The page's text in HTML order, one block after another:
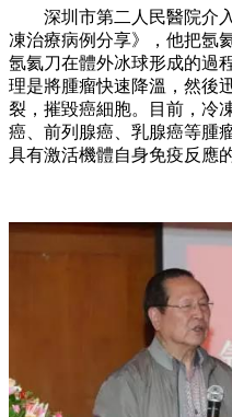
深圳市第二人民醫院介入
凍治療病例分享》，他把氬
氬氦刀在體外冰球形成的過
理是將腫瘤快速降溫，然後
裂，摧毀癌細胞。目前，冷
癌、前列腺癌、乳腺癌等腫
具有激活機體自身免疫反應